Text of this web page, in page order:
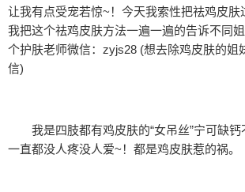
让我有点受宠若惊~！今天我索性把祛鸡皮肤
我把这个祛鸡皮肤方法一遍一遍的告诉不同
个护肤老师微信：zyjs28 (想去除鸡皮肤的姐
信)
我是四肢都有鸡皮肤的“女吊丝”宁可缺钙
一直都没人疼没人爱~！都是鸡皮肤惹的祸。